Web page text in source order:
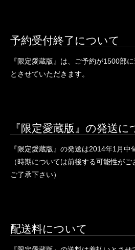
予約受付終了について
『限定愛蔵版』は、ご予約が1500部
とさせていただきます。
『限定愛蔵版』の発送に
『限定愛蔵版』の発送は2014年1月中
（時期については前後する可能性が
ご了承下さい）
配送料について